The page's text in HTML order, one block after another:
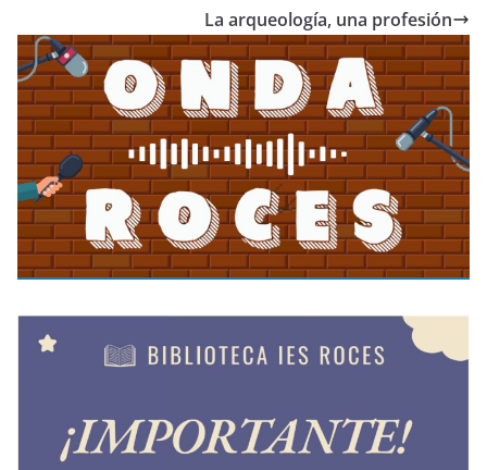
La arqueología, una profesión